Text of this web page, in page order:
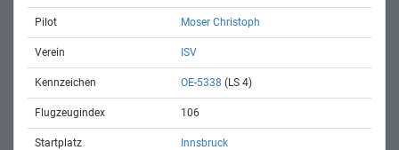
Pilot Moser Christoph
Verein ISV
Kennzeichen OE-5338 (LS 4)
Flugzeugindex 106
Startplatz Innsbruck